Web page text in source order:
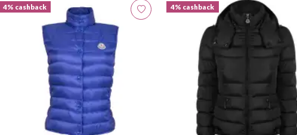
4% cashback 4% cashback